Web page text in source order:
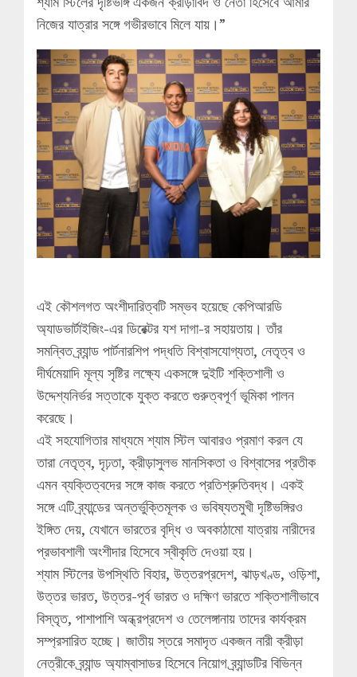
নিজের যাত্রার সঙ্গে গভীরভাবে মিলে যায়।”
এই কৌশলগত অংশীদারিত্বটি সম্ভব হয়েছে কেপিআরডি
অ্যাডভার্টাইজিং-এর ডিরেক্টর যশ দাগা-র সহায়তায়। তাঁর
সমন্বিত ব্র্যান্ড পার্টনারশিপ পদ্ধতি বিশ্বাসযোগ্যতা, নেতৃত্ব ও
দীর্ঘমেয়াদি মূল্য সৃষ্টির লক্ষ্যে একসঙ্গে দুইটি শক্তিশালী ও
উদ্দেশ্যনির্ভর সত্তাকে যুক্ত করতে গুরুত্বপূর্ণ ভূমিকা পালন
করেছে।
এই সহযোগিতার মাধ্যমে শ্যাম স্টিল আবারও প্রমাণ করল যে
তারা নেতৃত্ব, দৃঢ়তা, ক্রীড়াসুলভ মানসিকতা ও বিশ্বাসের প্রতীক
এমন ব্যক্তিত্বদের সঙ্গে কাজ করতে প্রতিশ্রুতিবদ্ধ। একই
সঙ্গে এটি ব্র্যান্ডের অন্তর্ভুক্তিমূলক ও ভবিষ্যতমুখী দৃষ্টিভঙ্গিরও
ইঙ্গিত দেয়, যেখানে ভারতের বৃদ্ধি ও অবকাঠামো যাত্রায় নারীদের
প্রভাবশালী অংশীদার হিসেবে স্বীকৃতি দেওয়া হয়।
শ্যাম স্টিলের উপস্থিতি বিহার, উত্তরপ্রদেশ, ঝাড়খণ্ড, ওড়িশা,
উত্তর ভারত, উত্তর-পূর্ব ভারত ও দক্ষিণ ভারতে শক্তিশালীভাবে
বিস্তৃত, পাশাপাশি অন্ধ্রপ্রদেশ ও তেলেঙ্গানায় তাদের কার্যক্রম
সম্প্রসারিত হচ্ছে। জাতীয় স্তরে সমাদৃত একজন নারী ক্রীড়া
নেত্রীকে ব্র্যান্ড অ্যাম্বাসাডর হিসেবে নিয়োগ ব্র্যান্ডটির বিভিন্ন